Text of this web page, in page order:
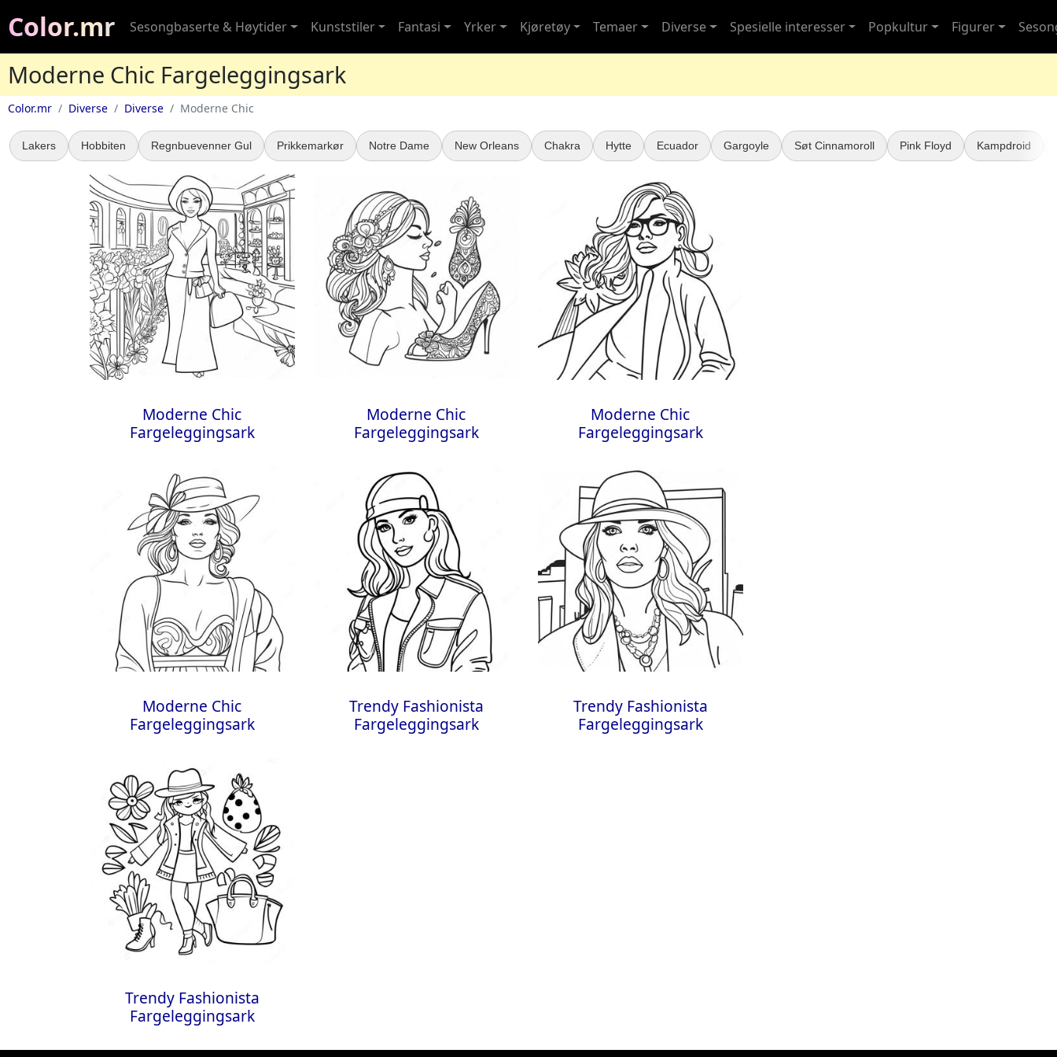
Color.mr Sesongbaserte & Høytider Kunststiler Fantasi Yrker Kjøretøy Temaer Diverse Spesielle interesser Popkultur Figurer
Moderne Chic Fargeleggingsark
Color.mr Diverse Diverse Moderne Chic
Lakers Hobbiten Regnbuevenner Gul Prikkemarkør Notre Dame New Orleans Chakra Hytte Ecuador Gargoyle Søt Cinnamoroll Pink Floyd Kampdroid
Moderne Chic
Fargeleggingsark
Moderne Chic
Fargeleggingsark
Moderne Chic
Fargeleggingsark
Moderne Chic
Fargeleggingsark
Trendy Fashionista
Fargeleggingsark
Trendy Fashionista
Fargeleggingsark
Trendy Fashionista
Fargeleggingsark